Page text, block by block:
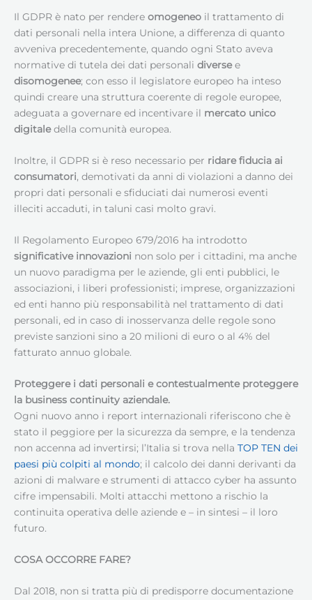
Il GDPR è nato per rendere omogeneo il trattamento di
dati personali nella intera Unione, a differenza di quanto
avveniva precedentemente, quando ogni Stato aveva
normative di tutela dei dati personali diversee
disomogenee; con esso il legislatore europeo ha inteso
quindi creare una struttura coerente di regole europee,
adeguata a governare ed incentivare il mercato unico
digitaledella comunità europea.
Inoltre, il GDPR si è reso necessario per ridare fiducia ai
consumatori, demotivati da anni di violazioni a danno dei
propri dati personali e sfiduciati dai numerosi eventi
illeciti accaduti, in taluni casi molto gravi.
Il Regolamento Europeo 679/2016 ha introdotto
significative innovazioni non solo per i cittadini, ma anche
un nuovo paradigma per le aziende, gli enti pubblici, le
associazioni, i liberi professionisti; imprese, organizzazioni
ed enti hanno più responsabilità nel trattamento di dati
personali, ed in caso di inosservanza delle regole sono
previste sanzioni sino a 20 milioni di euro o al 4% del
fatturato annuo globale.
Proteggere i dati personali e contestualmente proteggere
la business continuity aziendale.
Ogni nuovo anno i report internazionali riferiscono che è
stato il peggiore per la sicurezza da sempre, e la tendenza
non accenna ad invertirsi; l’Italia si trova nella TOP TEN dei
paesi più colpiti al mondo; il calcolo dei danni derivanti da
azioni di malware e strumenti di attacco cyber ha assunto
cifre impensabili. Molti attacchi mettono a rischio la
continuita operativa delle aziende e – in sintesi – il loro
futuro.
COSA OCCORRE FARE?
Dal 2018, non si tratta più di predisporre documentazione